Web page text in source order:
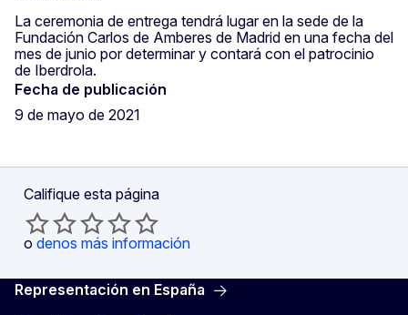
La ceremonia de entrega tendrá lugar en la sede de la
Fundación Carlos de Amberes de Madrid en una fecha del
mes de junio por determinar y contará con el patrocinio
de Iberdrola.
Fecha de publicación
9 de mayo de 2021
Califique esta página
o denos más información
Representación en España